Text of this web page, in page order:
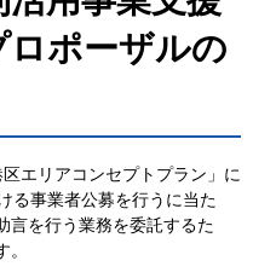
ロポーザルの
エリアコンセプトプラン」に
る事業者公募を行うに当た
言を行う業務を委託するた